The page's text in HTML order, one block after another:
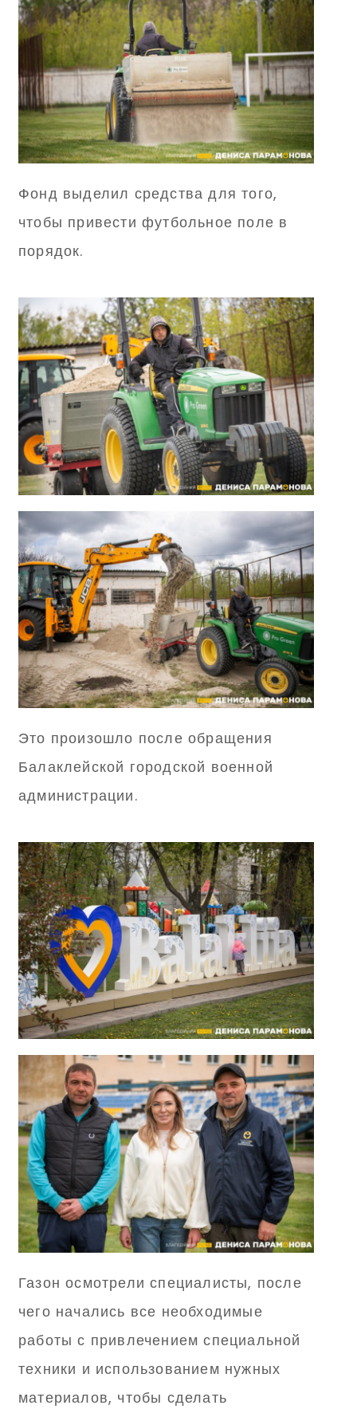
Фонд выделил средства для того,
чтобы привести футбольное поле в
порядок.
Это произошло после обращения
Балаклейской городской военной
администрации.
Газон осмотрели специалисты, после
чего начались все необходимые
работы с привлечением специальной
техники и использованием нужных
материалов, чтобы сделать